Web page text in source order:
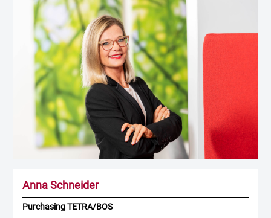
Anna Schneider
Purchasing TETRA/BOS